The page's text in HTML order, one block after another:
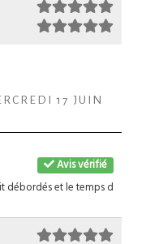
17 JUIN
Avis vérifié
débordés et le temps d